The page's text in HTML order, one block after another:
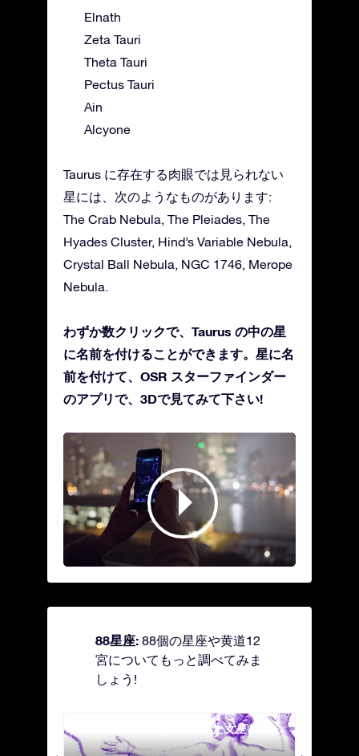
Elnath
Zeta Tauri
Theta Tauri
Pectus Tauri
Ain
Alcyone
Taurus に存在する肉眼では見られない
星には、次のようなものがあります:
The Crab Nebula, The Pleiades, The
Hyades Cluster, Hind’s Variable Nebula,
Crystal Ball Nebula, NGC 1746, Merope
Nebula.
わずか数クリックで、Taurus の中の星
に名前を付けることができます。星に名
前を付けて、OSR スターファインダー
のアプリで、3Dで見てみて下さい!
88星座: 88個の星座や黄道12
宮についてもっと調べてみま
しょう!
Andromeda - 鎖で縛られた女座